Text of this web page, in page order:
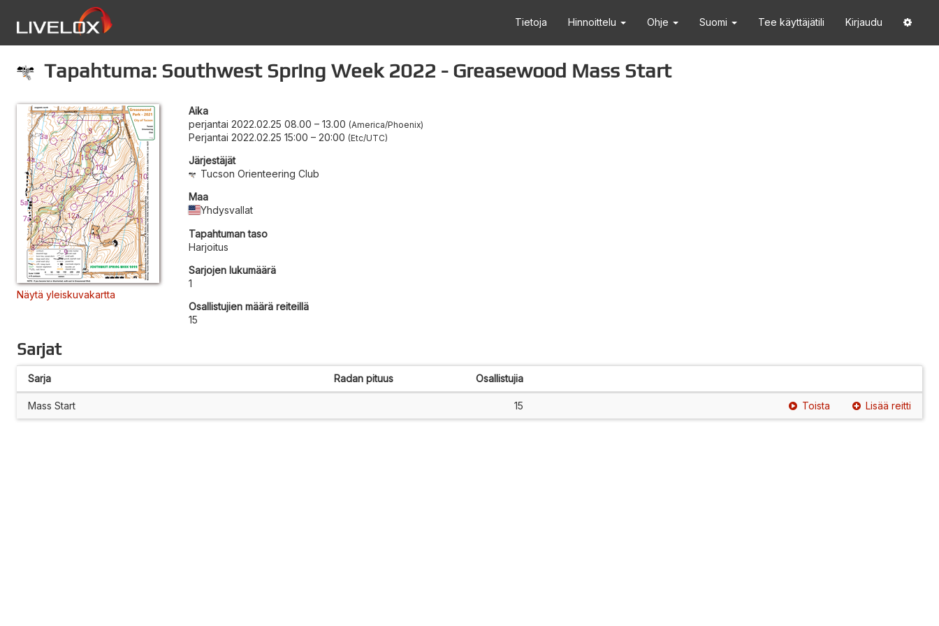
Tietoja Hinnoittelu Ohje Suomi Tee käyttäjätili Kirjaudu
Tapahtuma: Southwest Spring Week 2022 - Greasewood Mass Start
Näytä yleiskuvakartta
Aika
perjantai 2022.02.25 08.00 – 13.00 America/Phoenix
Perjantai 2022.02.25 15:00 – 20:00 Etc/UTC
Järjestäjät
Tucson Orienteering Club
Maa
Yhdysvallat
Tapahtuman taso
Harjoitus
Sarjojen lukumäärä
1
Osallistujien määrä reiteillä
15
Sarjat
Sarja Radan pituus Osallistujia
Mass Start 15 Toista Lisää reitti